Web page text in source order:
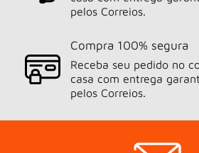
pelos Correios.
Compra 100% segura
Receba seu pedido no
casa com entrega
pelos Correios.